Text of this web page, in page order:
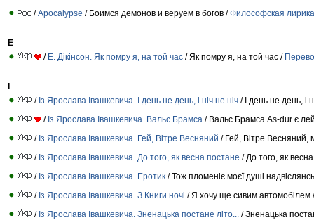
/Apocalypse / Боимся демонов и веруем в богов /Философская лирика
E
/ E. Дiкiнсон. Як помру я, на той час / Як помру я, на той час /
I
/ Iз Ярослава Iвашкевича. I день не день, i нiч не ніч / І день не день, і
/ Iз Ярослава Iвашкевича. Вальс Брамса / Вальс Брамса As-dur є
/ Iз Ярослава Iвашкевича. Гей, Вiтре Весняний / Гей, Вітре Весняний,
/ Iз Ярослава Iвашкевича. До того, як весна постане / До того, як
/ Iз Ярослава Iвашкевича. Еротик / Тож пломеніє моєї душі
/ Iз Ярослава Iвашкевича. З Книги ночi / Я хочу ще сивим автомобілем
/ Iз Ярослава Iвашкевича. Зненацька постане лiто...
/ Зненацька